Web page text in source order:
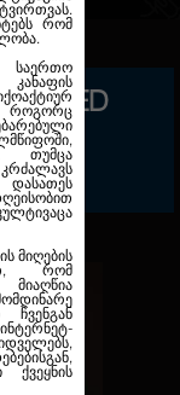
რომ
საერთო
კანაფის
როგორც
თუმცა
მიღების
რომ
ჩვენგან
ქვეყნის